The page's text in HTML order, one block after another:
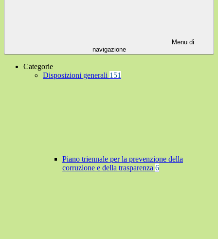
Menu di
navigazione
Categorie
Disposizioni generali 151
Piano triennale per la prevenzione della
corruzione e della trasparenza 6